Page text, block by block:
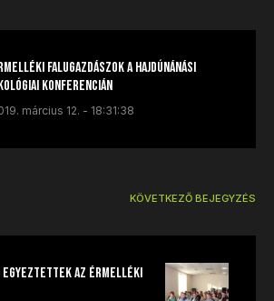
falugazdászok a hajdúnánási
konferencián
március 12. - 18:31:38
KÖVETKEZŐ BEJEGYZÉS
egyeztettek az érmelléki